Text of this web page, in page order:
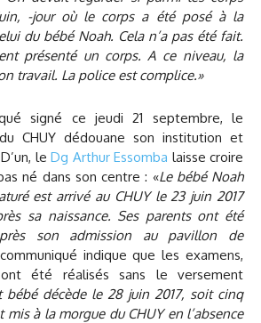
-jour où le corps a été posé à la
du bébé Noah. Cela n’a pas été fait.
présenté un corps. A ce niveau, la
travail. La police est complice.»
signé ce jeudi 21 septembre, le
CHUY dédouane son institution et
leDg Arthur Essomba laisse croire
né dans son centre : «Le bébé Noah
est arrivé au CHUY le 23 juin 2017
sa naissance. Ses parents ont été
son admission au pavillon de
indique que les examens,
été réalisés sans le versement
bébé décède le 28 juin 2017, soit cinq
mis à la morgue du CHUY en l’absence